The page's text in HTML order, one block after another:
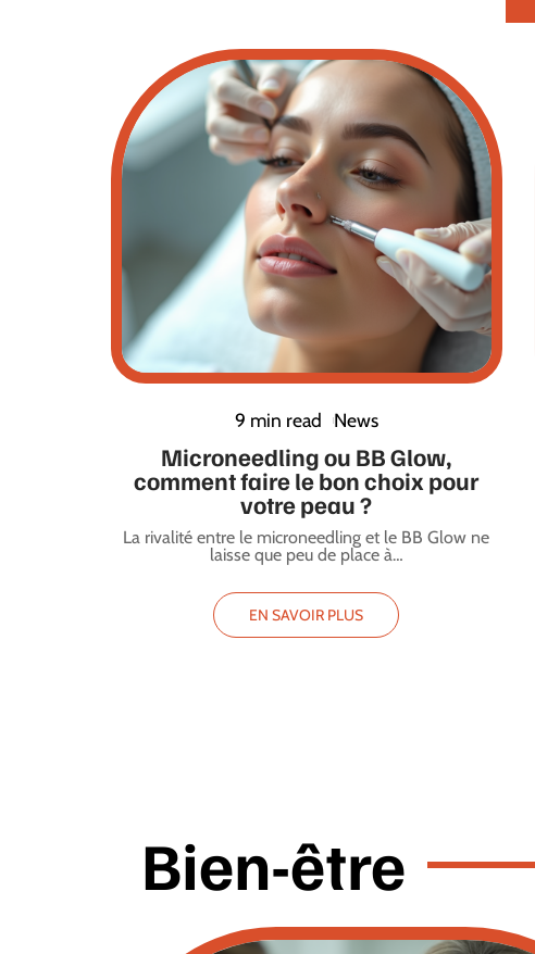
9 min read News
Microneedling ou BB Glow,
comment faire le bon choix pour
votre peau ?
La rivalité entre le microneedling et le BB Glow ne
laisse que peu de place à…
EN SAVOIR PLUS
Bien-être